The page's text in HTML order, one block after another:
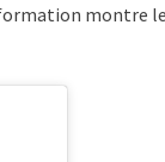
montre le